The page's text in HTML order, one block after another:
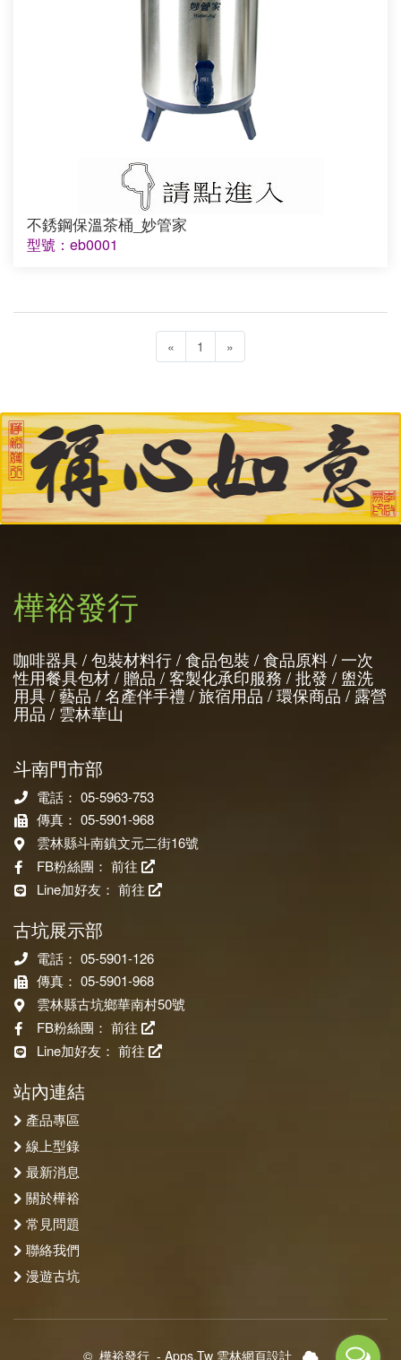
不銹鋼保溫茶桶_妙管家
型號：eb0001
« 1 »
樺裕發行
咖啡器具 / 包裝材料行 / 食品包裝 / 食品原料 / 一次
性用餐具包材 / 贈品 / 客製化承印服務 / 批發 / 盥洗
用具 / 藝品 / 名產伴手禮 / 旅宿用品 / 環保商品 / 露營
用品 / 雲林華山
斗南門市部
電話： 05-5963-753
傳真： 05-5901-968
雲林縣斗南鎮文元二街16號
FB粉絲團： 前往
Line加好友： 前往
古坑展示部
電話： 05-5901-126
傳真： 05-5901-968
雲林縣古坑鄉華南村50號
FB粉絲團： 前往
Line加好友： 前往
站內連結
產品專區
線上型錄
最新消息
關於樺裕
常見問題
聯絡我們
漫遊古坑
© 樺裕發行- Apps.Tw 雲林網頁設計